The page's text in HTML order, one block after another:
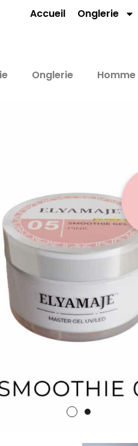
Accueil Onglerie
Onglerie Homme